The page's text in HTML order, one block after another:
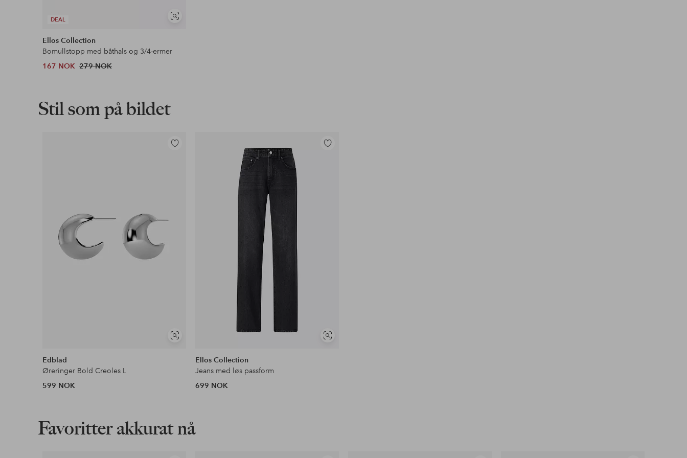
DEAL
Vis
Ellos Collection
Bomullstopp med båthals og 3/4-ermer
167 NOK 279 NOK
Stil som på bildet
Vis
Legg
Edblad
Øreringer Bold Creoles L
599 NOK
Vis
Legg
Ellos Collection
Jeans med løs passform
699 NOK
Favoritter akkurat nå